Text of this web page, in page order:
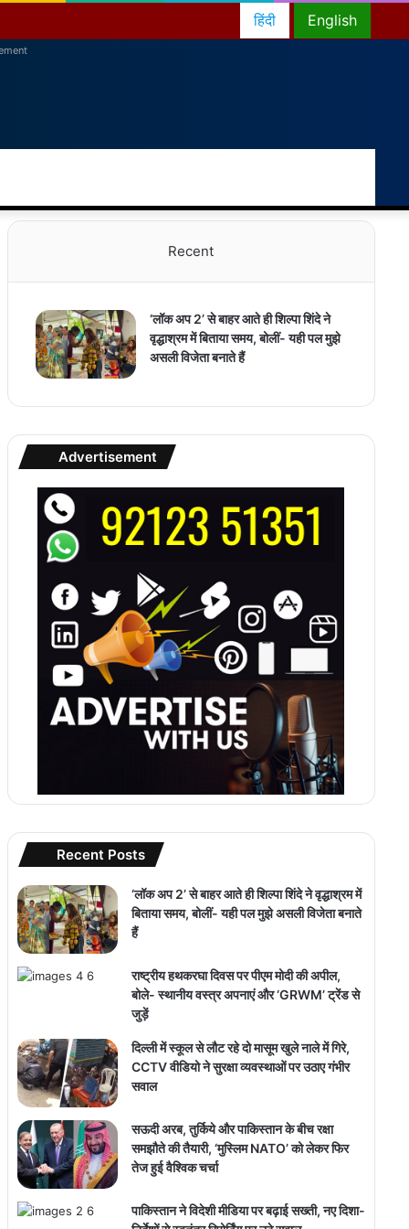
English
हिंदी
for
skin
Recent
‘लॉक अप 2’ से बाहर आते ही शिल्पा शिंदे ने
वृद्धाश्रम में बिताया समय, बोलीं- यही पल मुझे
असली विजेता बनाते हैं
Advertisement
Recent Posts
‘लॉक अप 2’ से बाहर आते ही शिल्पा शिंदे ने वृद्धाश्रम में
बिताया समय, बोलीं- यही पल मुझे असली विजेता बनाते
हैं
राष्ट्रीय हथकरघा दिवस पर पीएम मोदी की अपील,
बोले- स्थानीय वस्त्र अपनाएं और ‘GRWM’ ट्रेंड से
जुड़ें
दिल्ली में स्कूल से लौट रहे दो मासूम खुले नाले में गिरे,
CCTV वीडियो ने सुरक्षा व्यवस्थाओं पर उठाए गंभीर
सवाल
सऊदी अरब, तुर्किये और पाकिस्तान के बीच रक्षा
समझौते की तैयारी, ‘मुस्लिम NATO’ को लेकर फिर
तेज हुई वैश्विक चर्चा
पाकिस्तान ने विदेशी मीडिया पर बढ़ाई सख्ती, नए दिशा-